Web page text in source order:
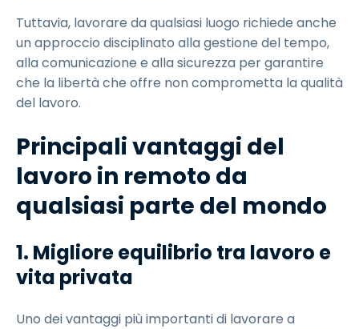
Tuttavia, lavorare da qualsiasi luogo richiede anche
un approccio disciplinato alla gestione del tempo,
alla comunicazione e alla sicurezza per garantire
che la libertà che offre non comprometta la qualità
del lavoro.
Principali vantaggi del
lavoro in remoto da
qualsiasi parte del mondo
1. Migliore equilibrio tra lavoro e
vita privata
Uno dei vantaggi più importanti di lavorare a